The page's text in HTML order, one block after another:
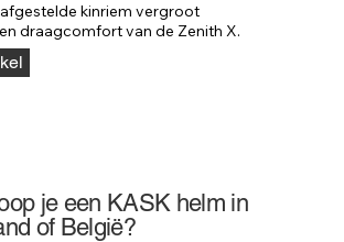
kinriem vergroot
draagcomfort van de Zenith X.
je een KASK helm in
of België?